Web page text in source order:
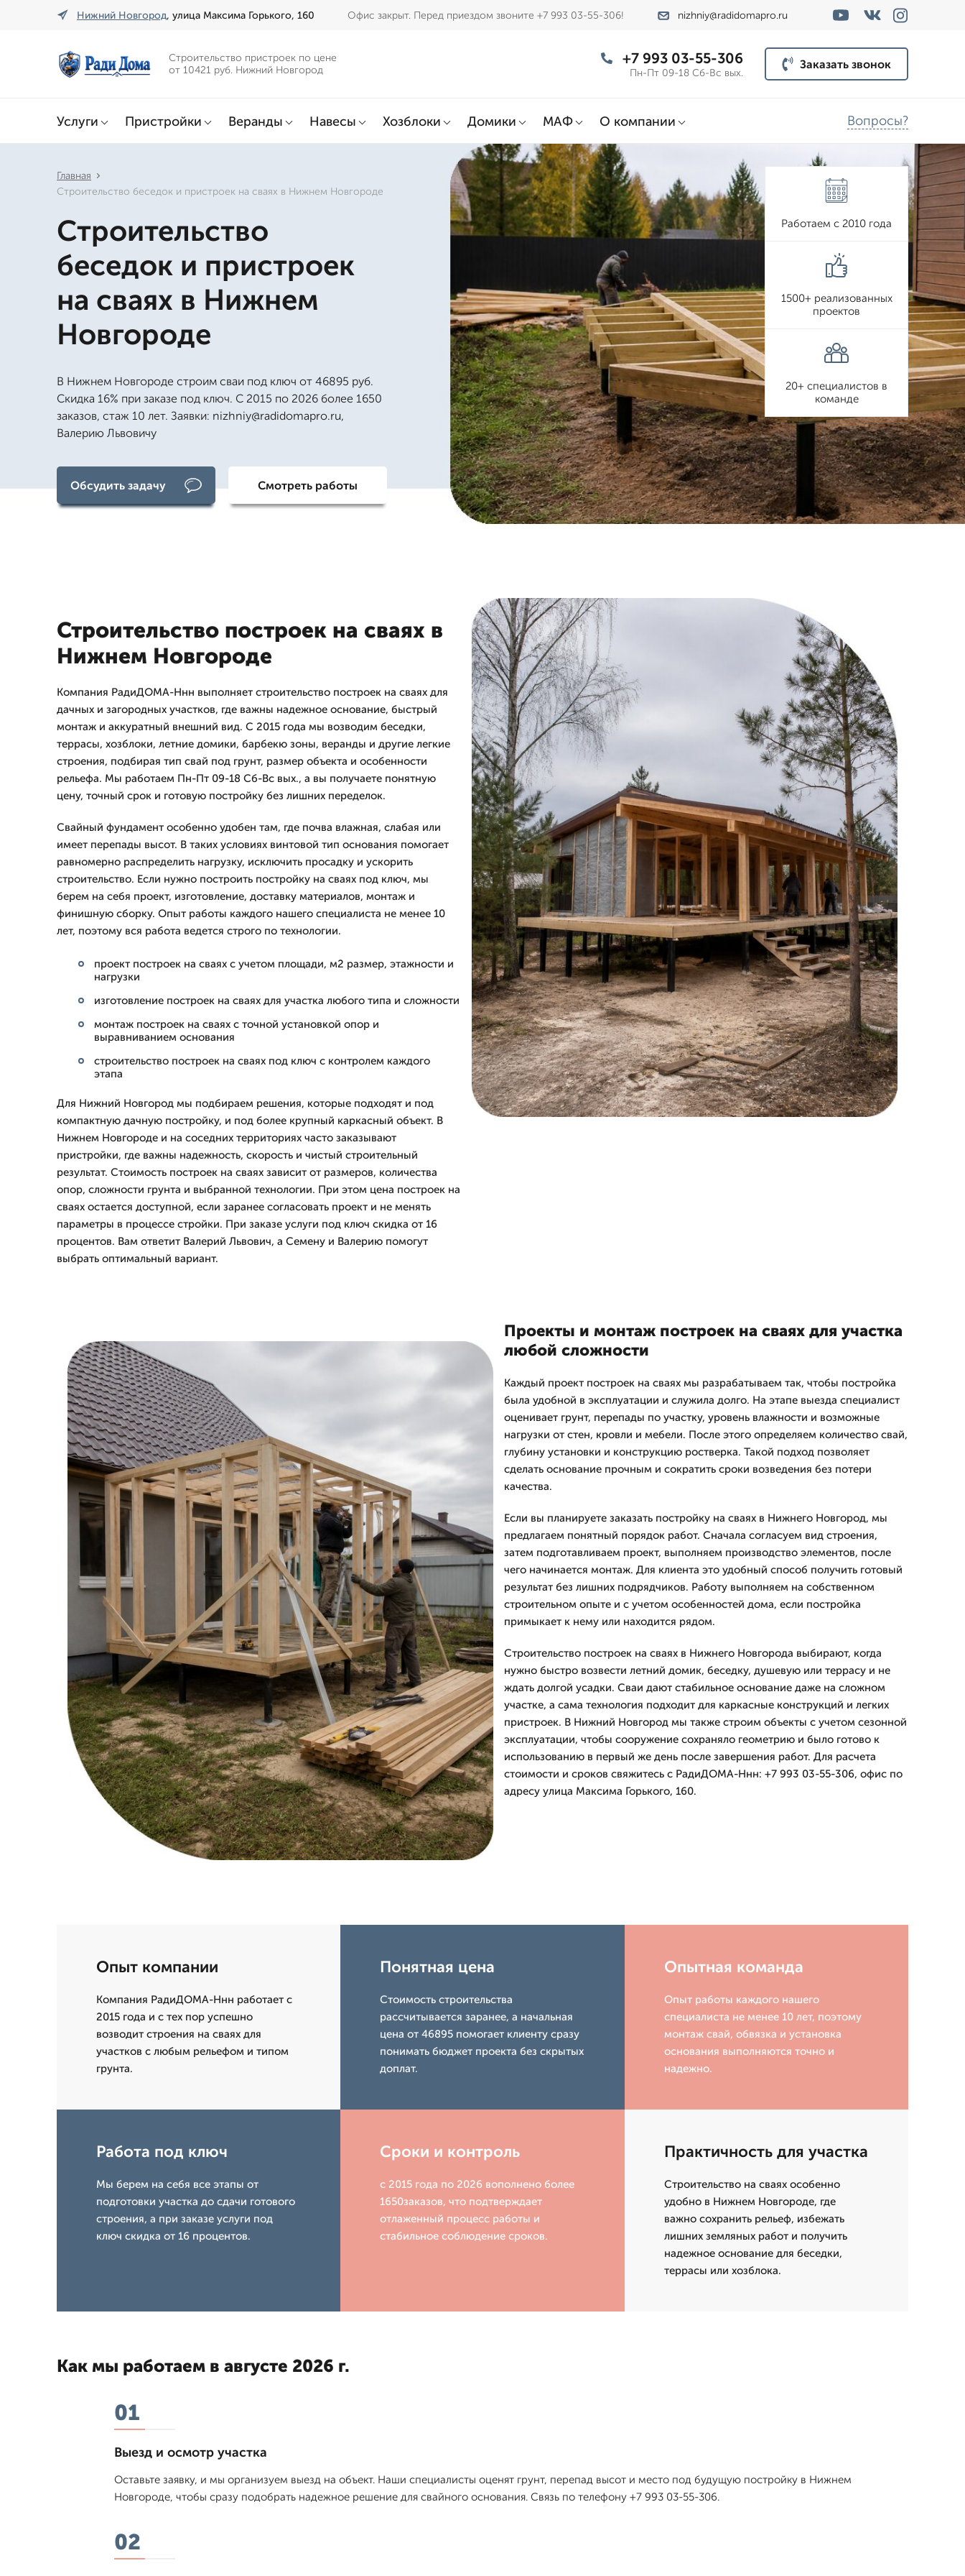
Нижний Новгород, улица Максима Горького, 160 Офис закрыт. Перед приездом звоните +7 993 03-55-306! nizhniy@radidomapro.ru
Строительство пристроек по цене
от 10421 руб. Нижний Новгород
+7 993 03-55-306
Пн-Пт 09-18 Сб-Вс вых.
Заказать звонок
Услуги Пристройки Веранды Навесы Хозблоки Домики МАФ О компании Вопросы?
Главная
Строительство беседок и пристроек на сваях в Нижнем Новгороде
Строительство
беседок и пристроек
на сваях в Нижнем
Новгороде
В Нижнем Новгороде строим сваи под ключ от 46895 руб.
Скидка 16% при заказе под ключ. С 2015 по 2026 более 1650
заказов, стаж 10 лет. Заявки: nizhniy@radidomapro.ru,
Валерию Львовичу
Обсудить задачу Смотреть работы
Работаем с 2010 года
1500+ реализованных
проектов
20+ специалистов в
команде
Строительство построек на сваях в
Нижнем Новгороде
Компания РадиДОМА-Ннн выполняет строительство построек на сваях для
дачных и загородных участков, где важны надежное основание, быстрый
монтаж и аккуратный внешний вид. С 2015 года мы возводим беседки,
террасы, хозблоки, летние домики, барбекю зоны, веранды и другие легкие
строения, подбирая тип свай под грунт, размер объекта и особенности
рельефа. Мы работаем Пн-Пт 09-18 Сб-Вс вых., а вы получаете понятную
цену, точный срок и готовую постройку без лишних переделок.
Свайный фундамент особенно удобен там, где почва влажная, слабая или
имеет перепады высот. В таких условиях винтовой тип основания помогает
равномерно распределить нагрузку, исключить просадку и ускорить
строительство. Если нужно построить постройку на сваях под ключ, мы
берем на себя проект, изготовление, доставку материалов, монтаж и
финишную сборку. Опыт работы каждого нашего специалиста не менее 10
лет, поэтому вся работа ведется строго по технологии.
проект построек на сваях с учетом площади, м2 размер, этажности и
нагрузки
изготовление построек на сваях для участка любого типа и сложности
монтаж построек на сваях с точной установкой опор и
выравниванием основания
строительство построек на сваях под ключ с контролем каждого
этапа
Для Нижний Новгород мы подбираем решения, которые подходят и под
компактную дачную постройку, и под более крупный каркасный объект. В
Нижнем Новгороде и на соседних территориях часто заказывают
пристройки, где важны надежность, скорость и чистый строительный
результат. Стоимость построек на сваях зависит от размеров, количества
опор, сложности грунта и выбранной технологии. При этом цена построек на
сваях остается доступной, если заранее согласовать проект и не менять
параметры в процессе стройки. При заказе услуги под ключ скидка от 16
процентов. Вам ответит Валерий Львович, а Семену и Валерию помогут
выбрать оптимальный вариант.
Проекты и монтаж построек на сваях для участка
любой сложности
Каждый проект построек на сваях мы разрабатываем так, чтобы постройка
была удобной в эксплуатации и служила долго. На этапе выезда специалист
оценивает грунт, перепады по участку, уровень влажности и возможные
нагрузки от стен, кровли и мебели. После этого определяем количество свай,
глубину установки и конструкцию ростверка. Такой подход позволяет
сделать основание прочным и сократить сроки возведения без потери
качества.
Если вы планируете заказать постройку на сваях в Нижнего Новгород, мы
предлагаем понятный порядок работ. Сначала согласуем вид строения,
затем подготавливаем проект, выполняем производство элементов, после
чего начинается монтаж. Для клиента это удобный способ получить готовый
результат без лишних подрядчиков. Работу выполняем на собственном
строительном опыте и с учетом особенностей дома, если постройка
примыкает к нему или находится рядом.
Строительство построек на сваях в Нижнего Новгорода выбирают, когда
нужно быстро возвести летний домик, беседку, душевую или террасу и не
ждать долгой усадки. Сваи дают стабильное основание даже на сложном
участке, а сама технология подходит для каркасные конструкций и легких
пристроек. В Нижний Новгород мы также строим объекты с учетом сезонной
эксплуатации, чтобы сооружение сохраняло геометрию и было готово к
использованию в первый же день после завершения работ. Для расчета
стоимости и сроков свяжитесь с РадиДОМА-Ннн: +7 993 03-55-306, офис по
адресу улица Максима Горького, 160.
Опыт компании
Компания РадиДОМА-Ннн работает с
2015 года и с тех пор успешно
возводит строения на сваях для
участков с любым рельефом и типом
грунта.
Понятная цена
Стоимость строительства
рассчитывается заранее, а начальная
цена от 46895 помогает клиенту сразу
понимать бюджет проекта без скрытых
доплат.
Опытная команда
Опыт работы каждого нашего
специалиста не менее 10 лет, поэтому
монтаж свай, обвязка и установка
основания выполняются точно и
надежно.
Работа под ключ
Мы берем на себя все этапы от
подготовки участка до сдачи готового
строения, а при заказе услуги под
ключ скидка от 16 процентов.
Сроки и контроль
с 2015 года по 2026 вополнено более
1650заказов, что подтверждает
отлаженный процесс работы и
стабильное соблюдение сроков.
Практичность для участка
Строительство на сваях особенно
удобно в Нижнем Новгороде, где
важно сохранить рельеф, избежать
лишних земляных работ и получить
надежное основание для беседки,
террасы или хозблока.
Как мы работаем в августе 2026 г.
01
Выезд и осмотр участка
Оставьте заявку, и мы организуем выезд на объект. Наши специалисты оценят грунт, перепад высот и место под будущую постройку в Нижнем
Новгороде, чтобы сразу подобрать надежное решение для свайного основания. Связь по телефону +7 993 03-55-306.
02